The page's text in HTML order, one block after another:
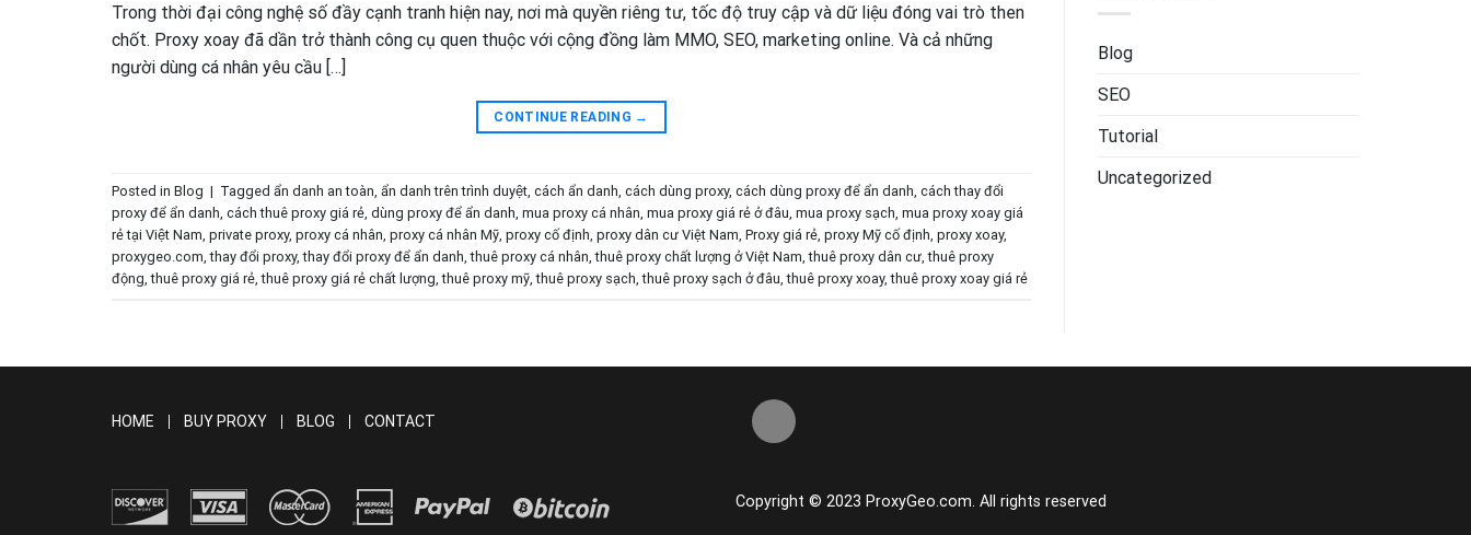
Trong thời đại công nghệ số đầy cạnh tranh hiện nay, nơi mà quyền riêng tư, tốc độ truy cập và dữ liệu đóng vai trò then
chốt. Proxy xoay đã dần trở thành công cụ quen thuộc với cộng đồng làm MMO, SEO, marketing online. Và cả những
người dùng cá nhân yêu cầu […]
CONTINUE READING →
Posted in Blog | Tagged ẩn danh an toàn, ẩn danh trên trình duyệt, cách ẩn danh, cách dùng proxy, cách dùng proxy để ẩn danh, cách thay đổi
proxy để ẩn danh, cách thuê proxy giá rẻ, dùng proxy để ẩn danh, mua proxy cá nhân, mua proxy giá rẻ ở đâu, mua proxy sạch, mua proxy xoay giá
rẻ tại Việt Nam, private proxy, proxy cá nhân, proxy cá nhân Mỹ, proxy cố định, proxy dân cư Việt Nam, Proxy giá rẻ, proxy Mỹ cố định, proxy xoay,
proxygeo.com,thay đổi proxy,thay đổi proxy để ẩn danh,thuê proxy cá nhân,thuê proxy chất lượng ở Việt Nam,thuê proxy dân cư,thuê proxy
động,thuê proxy giá rẻ,thuê proxy giá rẻ chất lượng,thuê proxy mỹ,thuê proxy sạch,thuê proxy sạch ở đâu,thuê proxy xoay,thuê proxy xoay giá rẻ
Blog
SEO
Tutorial
Uncategorized
HOME BUY PROXY BLOG CONTACT
Copyright © 2023 ProxyGeo.com. All rights reserved